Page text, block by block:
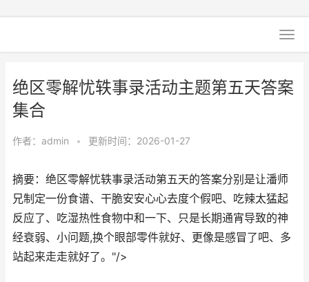
绝区零解忧轶事录活动主题第五天答案
集合
作者： admin • 更新时间：2026-01-27
摘要：绝区零解忧轶事录活动第五天的答案分别是让潘师
兄制定一份食谱、干脆安安心心去度个假吧、吃辣太猛起
反应了、吃湿热性食物中和一下、只是长期通宵导致的神
经衰弱、小问题,换个眼部零件就好、更像是感冒了吧、多
站起来走走就好了。"/>